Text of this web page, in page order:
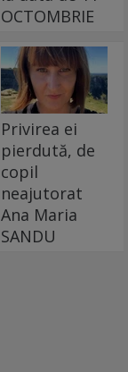
OCTOMBRIE
Privirea ei
pierdută, de
copil
neajutorat
Ana Maria
SANDU